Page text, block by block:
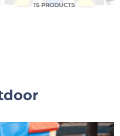
15 PRODUCTS